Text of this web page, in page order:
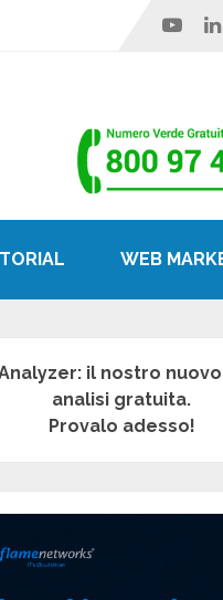
WEB
il nostro
analisi gratuita.
Provalo adesso!